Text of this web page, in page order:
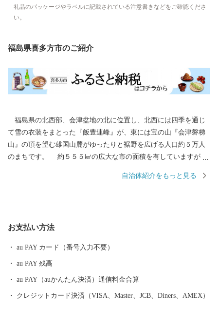
礼品のパッケージやラベルに記載されている注意書きなどをご確認くださ
い。
福島県喜多方市のご紹介
福島県の北西部、会津盆地の北に位置し、北西には四季を通じ
て雪の衣装をまとった『飯豊連峰』が、東には宝の山『会津磐梯
山』の頂を望む雄国山麓がゆったりと裾野を広げる人口約５万人
のまちです。 約５５５㎢の広大な市の面積を有していますが、
ては平坦な地形であり、市街地を取り囲むように田園地帯が広が
は実りの秋があり、ここに暮らせば四季の移ろいに衣食をかえな
がら暮らしの変化を楽しむことができます。
自治体紹介をもっと見る
お支払い方法
au PAY カード（番号入力不要）
au PAY 残高
au PAY（auかんたん決済）通信料金合算
クレジットカード決済（VISA、Master、JCB、Diners、AMEX）